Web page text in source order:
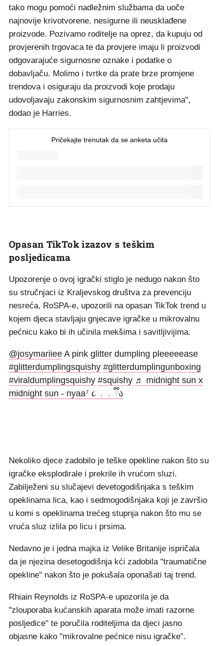
tako mogu pomoći nadležnim službama da uoče
najnovije krivotvorene, nesigurne ili neusklađene
proizvode. Pozivamo roditelje na oprez, da kupuju od
provjerenih trgovaca te da provjere imaju li proizvodi
odgovarajuće sigurnosne oznake i podatke o
dobavljaču. Molimo i tvrtke da prate brze promjene
trendova i osiguraju da proizvodi koje prodaju
udovoljavaju zakonskim sigurnosnim zahtjevima",
dodao je Harries.
Opasan TikTok izazov s teškim
posljedicama
Upozorenje o ovoj igrački stiglo je nedugo nakon što
su stručnjaci iz Kraljevskog društva za prevenciju
nesreća, RoSPA-e, upozorili na opasan TikTok trend u
kojem djeca stavljaju gnjecave igračke u mikrovalnu
pećnicu kako bi ih učinila mekšima i savitljivijima.
@josymariiee A pink glitter dumpling pleeeeease
#glitterdumplingsquishy #glitterdumplingunboxing
#viraldumplingsquishy #squishy ♬ midnight sun x
midnight sun - nyaa⁷ ૮ ․ ․ ྀིა
Nekoliko djece zadobilo je teške opekline nakon što su
igračke eksplodirale i prekrile ih vrućom sluzi.
Zabilježeni su slučajevi devetogodišnjaka s teškim
opeklinama lica, kao i sedmogodišnjaka koji je završio
u komi s opeklinama trećeg stupnja nakon što mu se
vruća sluz izlila po licu i prsima.
Nedavno je i jedna majka iz Velike Britanije ispričala
da je njezina desetogodišnja kći zadobila "traumatične
opekline" nakon što je pokušala oponašati taj trend.
Rhiain Reynolds iz RoSPA-e upozorila je da
"zlouporaba kućanskih aparata može imati razorne
posljedice" te poručila roditeljima da djeci jasno
objasne kako "mikrovalne pećnice nisu igračke".